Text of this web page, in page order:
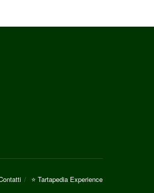
⭐ Tartapedia Experience